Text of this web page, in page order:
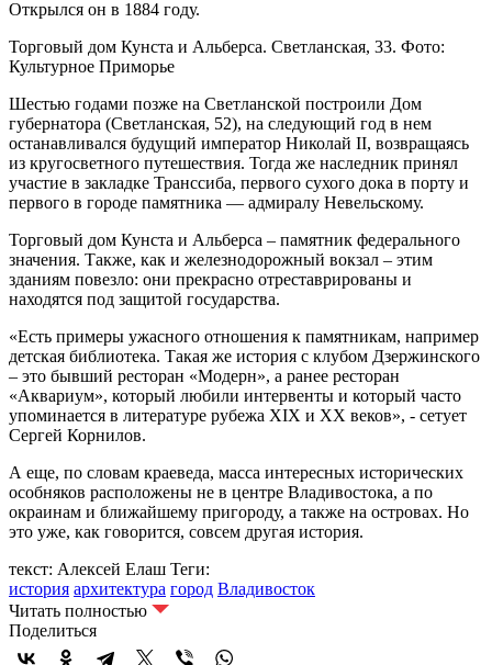
Открылся он в 1884 году.
Торговый дом Кунста и Альберса. Светланская, 33. Фото:
Культурное Приморье
Шестью годами позже на Светланской построили Дом
губернатора (Светланская, 52), на следующий год в нем
останавливался будущий император Николай II, возвращаясь
из кругосветного путешествия. Тогда же наследник принял
участие в закладке Транссиба, первого сухого дока в порту и
первого в городе памятника — адмиралу Невельскому.
Торговый дом Кунста и Альберса – памятник федерального
значения. Также, как и железнодорожный вокзал – этим
зданиям повезло: они прекрасно отреставрированы и
находятся под защитой государства.
«Есть примеры ужасного отношения к памятникам, например
детская библиотека. Такая же история с клубом Дзержинского
– это бывший ресторан «Модерн», а ранее ресторан
«Аквариум», который любили интервенты и который часто
упоминается в литературе рубежа XIX и XX веков», - сетует
Сергей Корнилов.
А еще, по словам краеведа, масса интересных исторических
особняков расположены не в центре Владивостока, а по
окраинам и ближайшему пригороду, а также на островах. Но
это уже, как говорится, совсем другая история.
текст: Алексей Елаш Теги:
история архитектура город Владивосток
Читать полностью
Поделиться